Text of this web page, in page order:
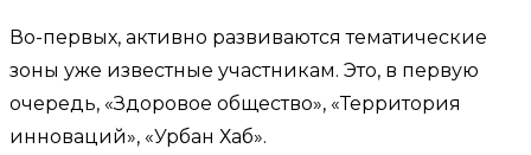
Во-первых, активно развиваются тематические
зоны уже известные участникам. Это, в первую
очередь, «Здоровое общество», «Территория
инноваций», «Урбан Хаб».